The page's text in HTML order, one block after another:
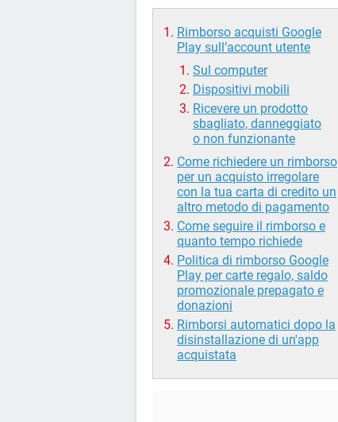
Rimborso acquisti Google
Play sull’account utente
Sul computer
Dispositivi mobili
Ricevere un prodotto
sbagliato, danneggiato
o non funzionante
Come richiedere un rimborso
per un acquisto irregolare
con la tua carta di credito un
altro metodo di pagamento
Come seguire il rimborso e
quanto tempo richiede
Politica di rimborso Google
Play per carte regalo, saldo
promozionale prepagato e
donazioni
Rimborsi automatici dopo la
disinstallazione di un'app
acquistata